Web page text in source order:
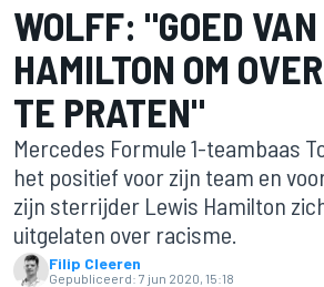
WOLFF: "GOED VAN
HAMILTON OM
TE PRATEN"
Mercedes Formule 1-teambaas
het positief voor zijn team en
zijn sterrijder Lewis Hamilton
uitgelaten over racisme.
Filip Cleeren
Gepubliceerd: 7 jun 2020, 15:18